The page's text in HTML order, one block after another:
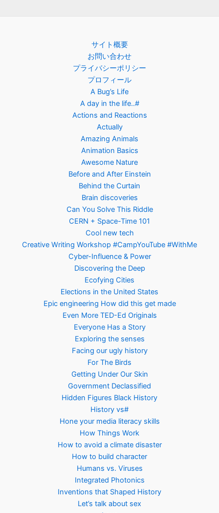
サイト概要
お問い合わせ
プライバシーポリシー
プロフィール
A Bug’s Life
A day in the life..#
Actions and Reactions
Actually
Amazing Animals
Animation Basics
Awesome Nature
Before and After Einstein
Behind the Curtain
Brain discoveries
Can You Solve This Riddle
CERN + Space-Time 101
Cool new tech
Creative Writing Workshop #CampYouTube #WithMe
Cyber-Influence & Power
Discovering the Deep
Ecofying Cities
Elections in the United States
Epic engineering How did this get made
Even More TED-Ed Originals
Everyone Has a Story
Exploring the senses
Facing our ugly history
For The Birds
Getting Under Our Skin
Government Declassified
Hidden Figures Black History
History vs#
Hone your media literacy skills
How Things Work
How to avoid a climate disaster
How to build character
Humans vs. Viruses
Integrated Photonics
Inventions that Shaped History
Let’s talk about sex